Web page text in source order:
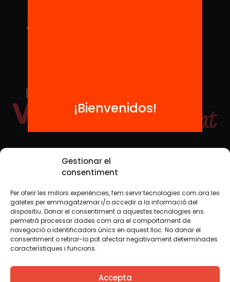
Gestionar el
consentiment
Per oferir les millors experiències, fem servir tecnologies com ara les
galetes per emmagatzemar i/o accedir a la informació del
dispositiu. Donar el consentiment a aquestes tecnologies ens
permetrà processar dades com ara el comportament de
navegació o identificadors únics en aquest lloc. No donar el
consentiment o retirar-lo pot afectar negativament determinades
característiques i funcions.
Accepta
Redes sociales
TWT YTB IG FB IN
Aviso legalPolítica de cookies
Creemos que el conocimiento debe compartirse. Por eso
utilizamos una licencia Creative Commons, salvo que en
¡Bienvenidos!